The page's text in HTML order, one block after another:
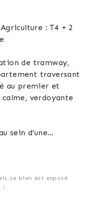
: T4 + 2
de tramway,
traversant
au premier et
verdoyante
sein d’une
ce bien est exposé
: